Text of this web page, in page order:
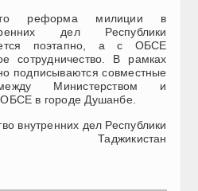
реформа милиции в
дел Республики
поэтапно, а с ОБСЕ
сотрудничество. В рамках
подписываются совместные
Министерством и
в городе Душанбе.
внутренних дел Республики
Таджикистан